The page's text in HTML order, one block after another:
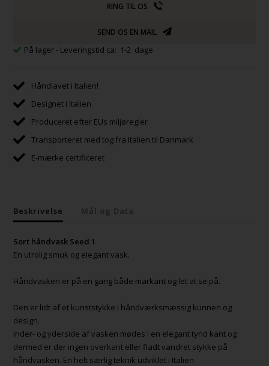
RING TIL OS
SEND OS EN MAIL
På lager - Leveringstid ca: 1-2 dage
Håndlavet i Italien!
Designet i Italien
Produceret efter EUs miljøregler
Transporteret med tog fra Italien til Danmark
E-mærke certificeret
Beskrivelse Mål og Data
Sort håndvask Seed 1
En utrolig smuk og elegant vask.
Håndvasken er på en gang både markant og let at se på.
Den er lidt af et kunststykke i håndværksmæssig kunnen og
design.
Inder- og yderside af vasken mødes i en elegant tynd kant og
dermed er der ingen overkant eller fladt vandret stykke på
håndvasken. En helt særlig teknik udviklet i Italien